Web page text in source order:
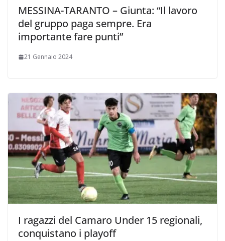
MESSINA-TARANTO – Giunta: “Il lavoro
del gruppo paga sempre. Era
importante fare punti”
21 Gennaio 2024
I ragazzi del Camaro Under 15 regionali,
conquistano i playoff